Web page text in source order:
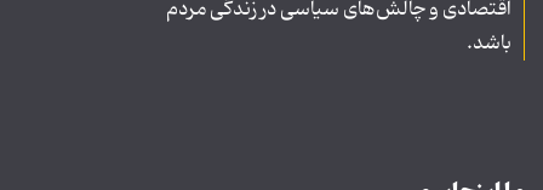
اقتصادی و چالش‌های سیاسی در زندگی مردم
باشد.